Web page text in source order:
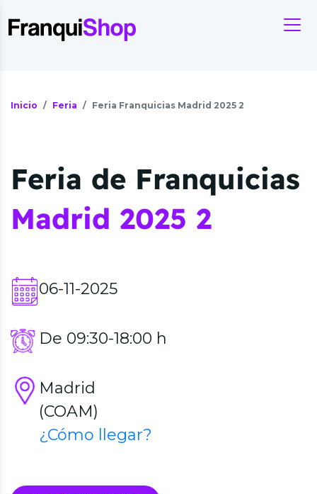
Inicio Feria Feria Franquicias Madrid 2025 2
Feria de Franquicias
Madrid 2025 2
06-11-2025
De 09:30-18:00 h
Madrid
(COAM)
¿Cómo llegar?